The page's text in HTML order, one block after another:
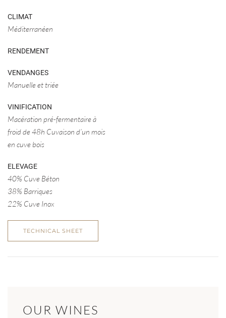
CLIMAT
Méditerranéen
RENDEMENT
VENDANGES
Manuelle et triée
VINIFICATION
Macération pré-fermentaire à
froid de 48h Cuvaison d’un mois
en cuve bois
ELEVAGE
40% Cuve Béton
38% Barriques
22% Cuve Inox
TECHNICAL SHEET
OUR WINES